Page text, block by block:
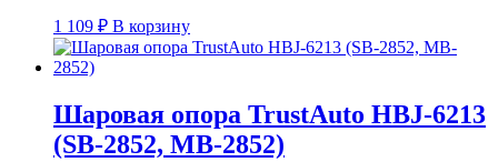
1 109 ₽ В корзину
Шаровая опора TrustAuto HBJ-6213
(SB-2852, MB-2852)